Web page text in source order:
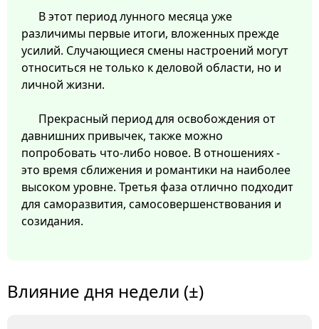
В этот период лунного месяца уже
различимы первые итоги, вложенных прежде
усилий. Случающиеся смены настроений могут
относиться не только к деловой области, но и
личной жизни.
Прекрасный период для освобождения от
давнишних привычек, также можно
попробовать что-либо новое. В отношениях -
это время сближения и романтики на наиболее
высоком уровне. Третья фаза отлично подходит
для саморазвития, самосовершенствования и
созидания.
Влияние дня недели (±)